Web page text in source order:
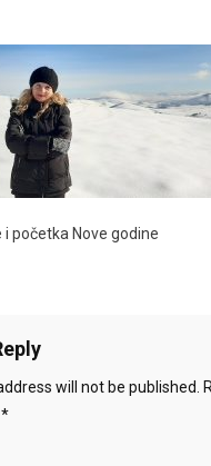
i početka Nove godine
will not be published.
*